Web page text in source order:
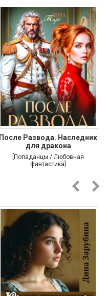
После Развода. Наследник
для дракона
[Попаданцы / Любовная
фантастика]